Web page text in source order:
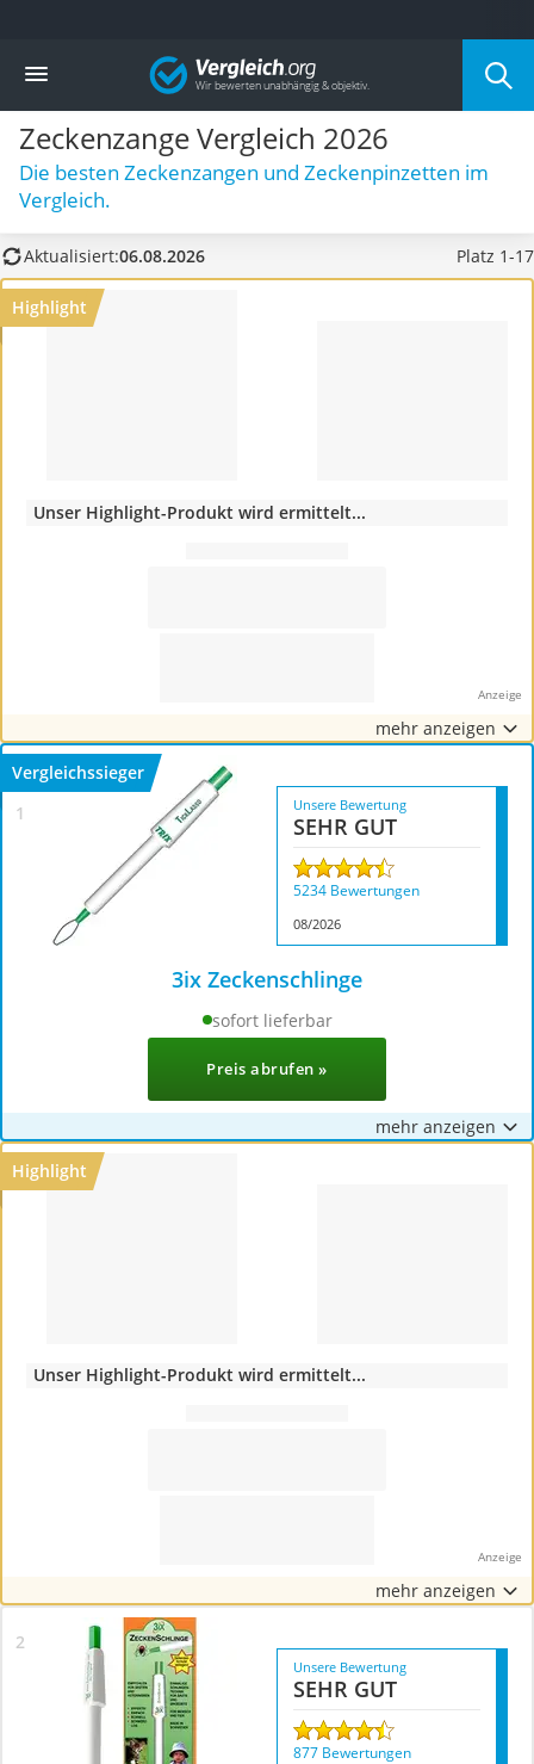
Die beliebtesten Vergleiche nach Kategorie
Drogerie
Inhalator
Haarschneider
Rollator
Braun Rasierer
Katzenklappe (Chip)
Rasierer
Masturbator
Massagepistole
Epilierer
leichter Haartrockner
Vergleich
Zeckenzange Vergleich 2026
Die besten Zeckenzangen und Zeckenpinzetten im
Vergleich.
Aktualisiert:06.08.2026 Platz 1-17
Highlight
Unser Highlight-Produkt wird ermittelt...
mehr anzeigen
Vergleichssieger
Unsere Bewertung
SEHR GUT
5234 Bewertungen
08/2026
3ix Zeckenschlinge
sofort lieferbar
3000+ Käufe im letzten Monat
Preis abrufen »
mehr anzeigen
Highlight
Unser Highlight-Produkt wird ermittelt...
mehr anzeigen
Unsere Bewertung
SEHR GUT
877 Bewertungen